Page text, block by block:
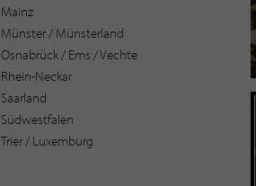
Mainz
Münster / Münsterland
Osnabrück / Ems / Vechte
Rhein-Neckar
Saarland
Südwestfalen
Trier / Luxemburg